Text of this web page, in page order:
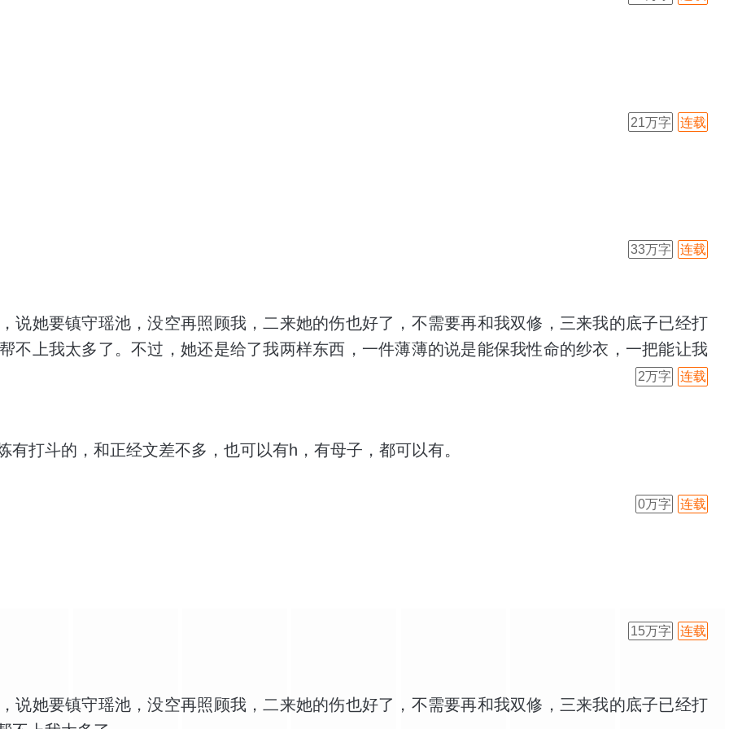
连载
21万字
连载
33万字
说她要镇守瑶池，没空再照顾我，二来她的伤也好了，不需要再和我双修，三来我的底子已经打
不上我太多了。不过，她还是给了我两样东西，一件薄薄的说是能保我性命的纱衣，一把能让我
给我功法吗？她说她这冰天雪地的，没有我这种火一样的人适用的功法。于是我悻悻作罢。从小
连载
2万字
打斗的，和正经文差不多，也可以有h，有母子，都可以有。
连载
0万字
连载
15万字
说她要镇守瑶池，没空再照顾我，二来她的伤也好了，不需要再和我双修，三来我的底子已经打